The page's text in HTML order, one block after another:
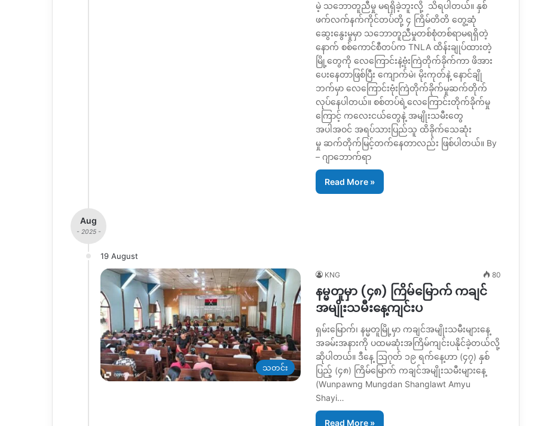
မဲ့ သဘောတူညီမှု မရရှိခဲ့ဘူးလို့ သိရပါတယ်။ နှစ်
ဖက်လက်နက်ကိုင်တပ်တို့ ၄ ကြိမ်တိတိ တွေ့ဆုံ
ဆွေးနွေးမှုမှာ သဘောတူညီမှုတစ်စုံတစ်ရာမရရှိတဲ့
နောက် စစ်ကောင်စီတပ်က TNLA ထိန်းချုပ်ထားတဲ့
မြို့တွေကို လေကြောင်းနဲ့ဗုံးကြဲတိုက်ခိုက်ကာ ဖိအား
ပေးနေတာဖြစ်ပြီး ကျောက်မဲ၊ မိုးကုတ်နဲ့ နောင်ချို
ဘက်မှာ လေကြောင်းဗုံးကြဲတိုက်ခိုက်မှုဆက်တိုက်
လုပ်နေပါတယ်။ စစ်တပ်ရဲ့လေကြောင်းတိုက်ခိုက်မှု
ကြောင့် ကလေးငယ်တွေနဲ့ အမျိုးသမီးတွေ
အပါအဝင် အရပ်သားပြည်သူ ထိခိုက်သေဆုံး
မှု ဆက်တိုက်မြင့်တက်နေတာလည်း ဖြစ်ပါတယ်။ By
– ဂျာဘောက်ရာ
Read More »
Aug
- 2025 -
19 August
သတင်း
KNG 80
နမ္မတူမှာ (၄၈) ကြိမ်မြောက် ကချင်
အမျိုးသမီးနေ့ကျင်းပ
ရှမ်းမြောက်၊ နမ္မတူမြို့မှာ ကချင်အမျိုးသမီးများနေ့
အခမ်းအနားကို ပထမဆုံးအကြိမ်ကျင်းပနိုင်ခဲ့တယ်လို့
ဆိုပါတယ်။ ဒီနေ့ ဩဂုတ် ၁၉ ရက်နေ့ဟာ (၄၇) နှစ်
ပြည့် (၄၈) ကြိမ်မြောက် ကချင်အမျိုးသမီးများနေ့
(Wunpawng Mungdan Shanglawt Amyu
Shayi…
Read More »